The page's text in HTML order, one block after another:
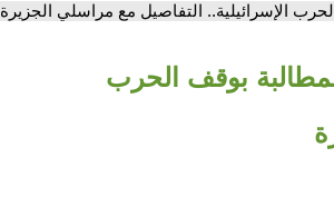
الإسرائيلية.. التفاصيل مع مراسلي الجزيرة
بوقف الحرب